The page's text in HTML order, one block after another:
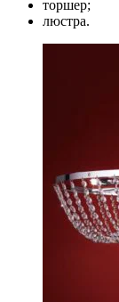
торшер;
люстра.